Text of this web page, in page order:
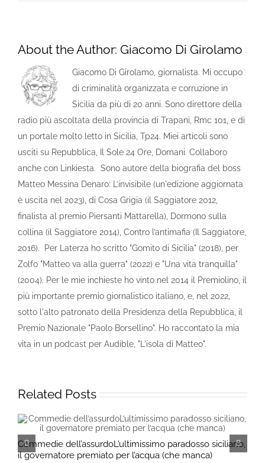
About the Author: Giacomo Di Girolamo
Giacomo Di Girolamo, giornalista. Mi occupo
di criminalità organizzata e corruzione in
Sicilia da più di 20 anni. Sono direttore della
radio più ascoltata della provincia di Trapani, Rmc 101, e di
un portale molto letto in Sicilia, Tp24. Miei articoli sono
usciti su Repubblica, Il Sole 24 Ore, Domani. Collaboro
anche con Linkiesta. Sono autore della biografia del boss
Matteo Messina Denaro: L’invisibile (un'edizione aggiornata
è uscita nel 2023), di Cosa Grigia (il Saggiatore 2012,
finalista al premio Piersanti Mattarella), Dormono sulla
collina (il Saggiatore 2014), Contro l’antimafia (Il Saggiatore,
2016). Per Laterza ho scritto "Gomito di Sicilia" (2018), per
Zolfo "Matteo va alla guerra" (2022) e "Una vita tranquilla"
(2004). Per le mie inchieste ho vinto nel 2014 il Premiolino, il
più importante premio giornalistico italiano, e, nel 2022,
sotto l'alto patronato della Presidenza della Repubblica, il
Premio Nazionale "Paolo Borsellino". Ho raccontato la mia
vita in un podcast per Audible, "L'isola di Matteo".
Related Posts
Commedie dell’assurdoL’ultimissimo paradosso siciliano,
il governatore premiato per l’acqua (che manca)